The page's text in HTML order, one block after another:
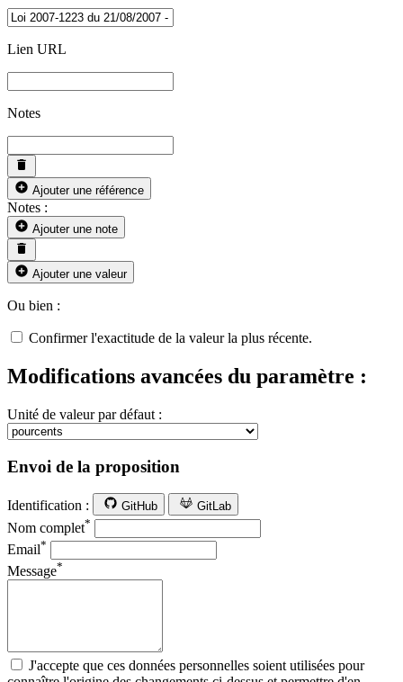
Lien URL
Notes
Ajouter une référence
Notes :
Ajouter une note
Ajouter une valeur
Ou bien :
Confirmer l'exactitude de la valeur la plus récente.
Modifications avancées du paramètre :
Unité de valeur par défaut :
Envoi de la proposition
Identification : GitHub GitLab
Nom complet*
Email*
Message*
J'accepte que ces données personnelles soient utilisées pour